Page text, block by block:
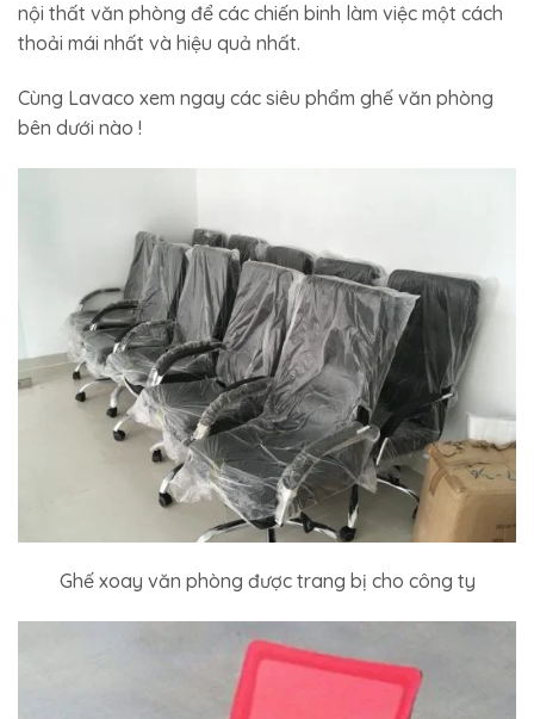
nội thất văn phòng để các chiến binh làm việc một cách
thoải mái nhất và hiệu quả nhất.
Cùng Lavaco xem ngay các siêu phẩm ghế văn phòng
bên dưới nào !
Ghế xoay văn phòng được trang bị cho công ty